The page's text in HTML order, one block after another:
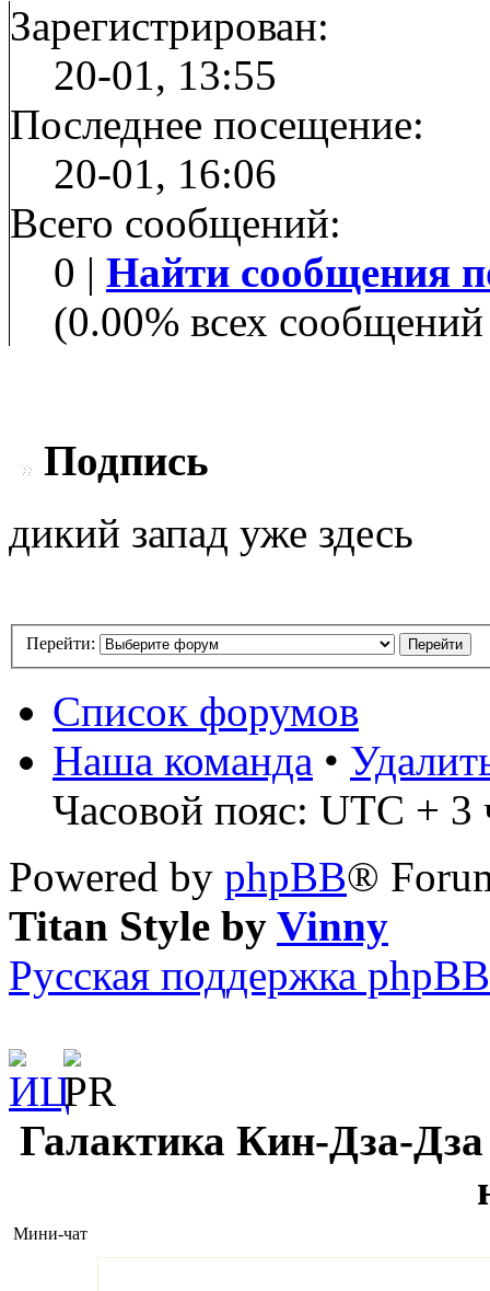
Зарегистрирован:
20-01, 13:55
Последнее посещение:
20-01, 16:06
Всего сообщений:
0 | Найти сообщения
(0.00% всех
Подпись
дикий запад уже здесь
Перейти:
Список форумов
Наша команда •
Часовой пояс: UTC + 3
Powered by phpBB®
Titan Style by Vinny
Русская поддержка phpBB
Галактика Кин-Дза-Дза
Мини-чат